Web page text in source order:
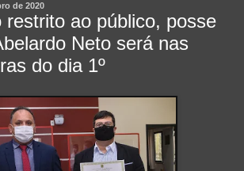
de 2020
restrito ao público, posse
Neto será nas
do dia 1º